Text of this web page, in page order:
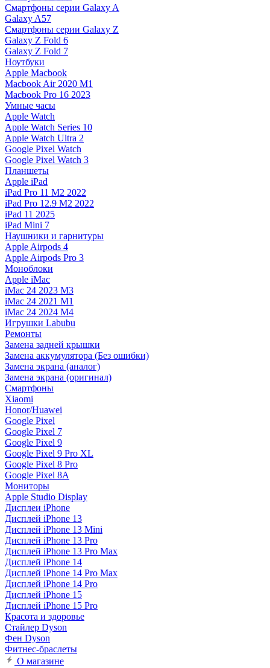
Смартфоны серии Galaxy A
Galaxy A57
Смартфоны серии Galaxy Z
Galaxy Z Fold 6
Galaxy Z Fold 7
Ноутбуки
Apple Macbook
Macbook Air 2020 M1
Macbook Pro 16 2023
Умные часы
Apple Watch
Apple Watch Series 10
Apple Watch Ultra 2
Google Pixel Watch
Google Pixel Watch 3
Планшеты
Apple iPad
iPad Pro 11 M2 2022
iPad Pro 12.9 M2 2022
iPad 11 2025
iPad Mini 7
Наушники и гарнитуры
Apple Airpods 4
Apple Airpods Pro 3
Моноблоки
Apple iMac
iMac 24 2023 M3
iMac 24 2021 M1
iMac 24 2024 M4
Игрушки Labubu
Ремонты
Замена задней крышки
Замена аккумулятора (Без ошибки)
Замена экрана (аналог)
Замена экрана (оригинал)
Смартфоны
Xiaomi
Honor/Huawei
Google Pixel
Google Pixel 7
Google Pixel 9
Google Pixel 9 Pro XL
Google Pixel 8 Pro
Google Pixel 8A
Мониторы
Apple Studio Display
Дисплеи iPhone
Дисплей iPhone 13
Дисплей iPhone 13 Mini
Дисплей iPhone 13 Pro
Дисплей iPhone 13 Pro Max
Дисплей iPhone 14
Дисплей iPhone 14 Pro Max
Дисплей iPhone 14 Pro
Дисплей iPhone 15
Дисплей iPhone 15 Pro
Красота и здоровье
Стайлер Dyson
Фен Dyson
Фитнес-браслеты
О магазине